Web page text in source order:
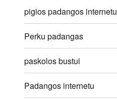
pigios padangos internetu
Perku padangas
paskolos bustui
Padangos internetu